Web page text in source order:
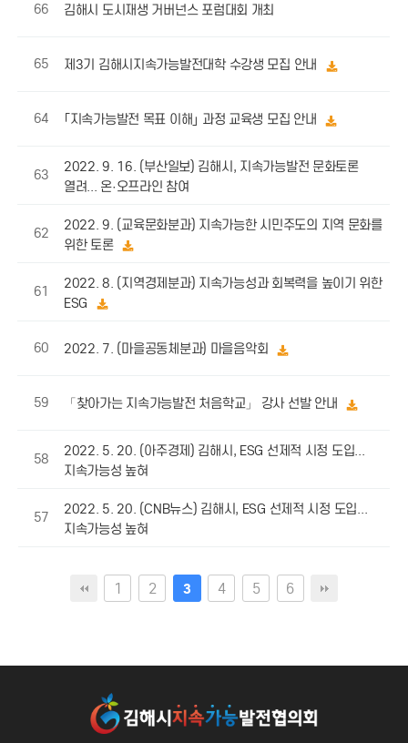
66 김해시 도시재생 거버넌스 포럼대회 개최
65 제3기 김해시지속가능발전대학 수강생 모집 안내
64 ｢지속가능발전 목표 이해｣ 과정 교육생 모집 안내
63
2022. 9. 16. (부산일보) 김해시, 지속가능발전 문화토론
열려... 온·오프라인 참여
62
2022. 9. (교육문화분과) 지속가능한 시민주도의 지역 문화를
위한 토론
61
2022. 8. (지역경제분과) 지속가능성과 회복력을 높이기 위한
ESG
60 2022. 7. (마을공동체분과) 마을음악회
59 「찾아가는 지속가능발전 처음학교」 강사 선발 안내
58
2022. 5. 20. (아주경제) 김해시, ESG 선제적 시정 도입...
지속가능성 높혀
57
2022. 5. 20. (CNB뉴스) 김해시, ESG 선제적 시정 도입...
지속가능성 높혀
1 2 3 4 5 6